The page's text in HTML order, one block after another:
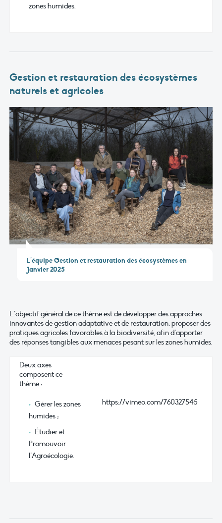
zones humides.
Gestion et restauration des écosystèmes
naturels et agricoles
L’équipe Gestion et restauration des écosystèmes en
Janvier 2025
L’objectif général de ce thème est de développer des approches
innovantes de gestion adaptative et de restauration, proposer des
pratiques agricoles favorables à la biodiversité, afin d’apporter
des réponses tangibles aux menaces pesant sur les zones humides.
Deux axes
composent ce
thème :
Gérer les zones
humides ;
Étudier et
Promouvoir
l’Agroécologie.
https://vimeo.com/760327545